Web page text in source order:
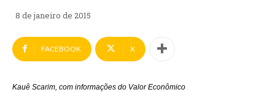
8 de janeiro de 2015
FACEBOOK X
Kauê Scarim, com informações do Valor Econômico